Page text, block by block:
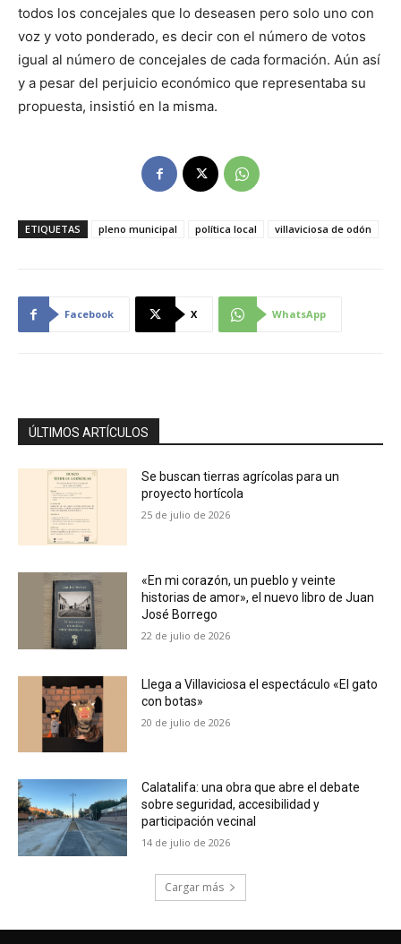
todos los concejales que lo deseasen pero solo uno con
voz y voto ponderado, es decir con el número de votos
igual al número de concejales de cada formación. Aún así
y a pesar del perjuicio económico que representaba su
propuesta, insistió en la misma.
ETIQUETAS pleno municipal política local villaviciosa de odón
Facebook X WhatsApp
ÚLTIMOS ARTÍCULOS
Se buscan tierras agrícolas para un
proyecto hortícola
25 de julio de 2026
«En mi corazón, un pueblo y veinte
historias de amor», el nuevo libro de Juan
José Borrego
22 de julio de 2026
Llega a Villaviciosa el espectáculo «El gato
con botas»
20 de julio de 2026
Calatalifa: una obra que abre el debate
sobre seguridad, accesibilidad y
participación vecinal
14 de julio de 2026
Cargar más